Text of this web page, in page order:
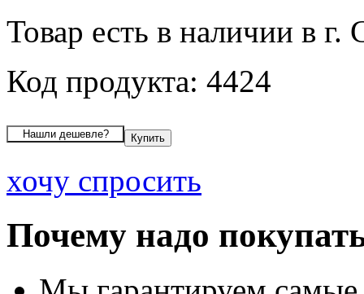
Товар есть в наличии в
Код продукта: 4424
хочу спросить
Почему надо